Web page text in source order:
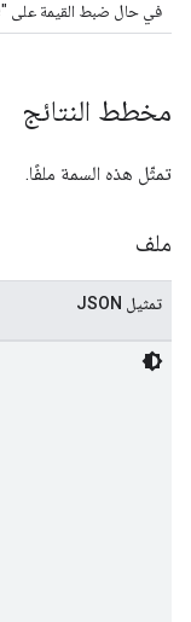
في حال ضبط القيمة على "true"، سيتم استبعاد مقتطف المحتوى من الردّ.
مخطط النتائج
تمثّل هذه السمة ملفًا.
ملف
تمثيل JSON